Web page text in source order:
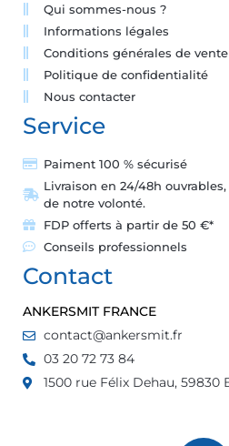
Qui sommes-nous ?
Informations légales
Conditions générales de vente
Politique de confidentialité
Nous contacter
Service
Paiment 100 % sécurisé
Livraison en 24/48h
de notre volonté.
FDP offerts à partir de 50 €*
Conseils professionnels
Contact
ANKERSMIT FRANCE
contact@ankersmit.fr
03 20 72 73 84
1500 rue Félix Dehau, 59830